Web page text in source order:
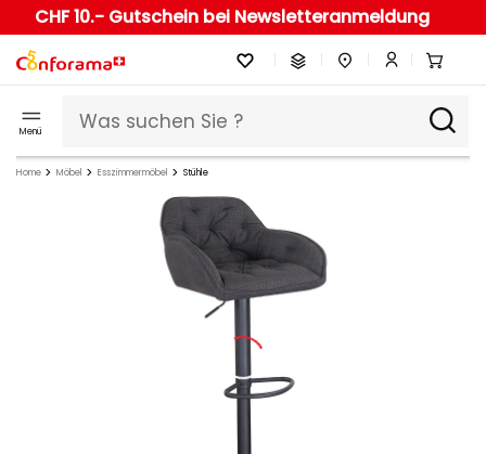
CHF 10.- Gutschein bei Newsletteranmeldung
Menü
Home Möbel Esszimmermöbel Stühle